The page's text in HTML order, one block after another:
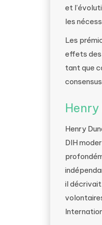
et
les
Les
effets des
tant que
Henry
DIH
il